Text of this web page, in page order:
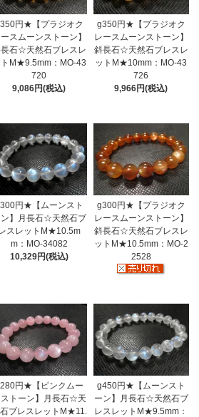
円★【プラジオク
スムーンストーン】
石☆天然石ブレスレ
トM★9.5mm：MO-43
720
9,086円(税込)
g350円★【プラジオク
レースムーンストーン】
斜長石☆天然石ブレスレ
ットM★10mm：MO-43
726
9,966円(税込)
円★【ムーンスト
ン】月長石☆天然石ブ
スレットM★10.5m
m：MO-34082
10,329円(税込)
g300円★【プラジオク
レースムーンストーン】
斜長石☆天然石ブレスレ
ットM★10.5mm：MO-2
2528
円★【ピンクムー
ストーン】月長石☆天
ブレスレットM★11.
g450円★【ムーンスト
ーン】月長石☆天然石ブ
レスレットM★9.5mm：